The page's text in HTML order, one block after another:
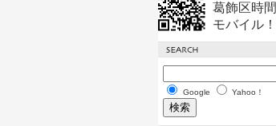
葛飾区時間
モバイル！
Google Yahoo！